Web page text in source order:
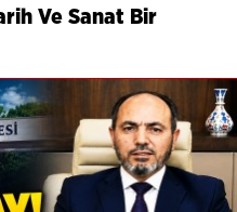
Ve Sanat Bir